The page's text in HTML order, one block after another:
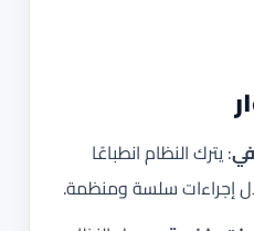
: يترك النظام انطباعًا
إجراءات سلسة ومنظمة.